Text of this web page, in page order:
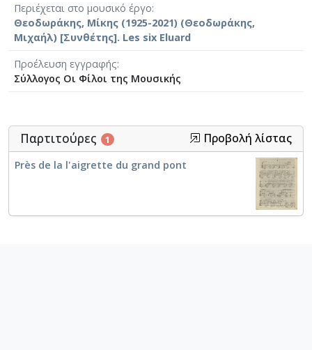
Περιέχεται στο μουσικό έργο
Θεοδωράκης, Μίκης (1925-2021) (Θεοδωράκης,
Μιχαήλ) [Συνθέτης]. Les six Eluard
Προέλευση εγγραφής
Σύλλογος Οι Φίλοι της Μουσικής
Παρτιτούρες 1 Προβολή λίστας
Près de la l'aigrette du grand pont